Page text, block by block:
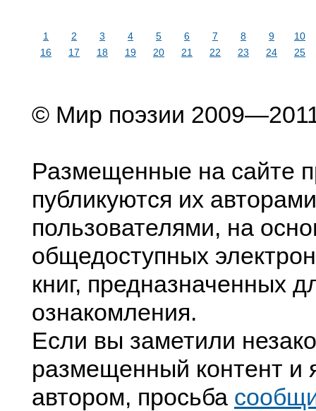
1 2 3 4 5 6 7 8 9
10
16
17 18 19 20 21 22 23 24 25
© Мир поэзии
Размещенные на сайте
публикуются их
пользователями, на
общедоступных
книг, предназначенных
ознакомления.
Если вы заметили
размещенный контент и
автором, просьба